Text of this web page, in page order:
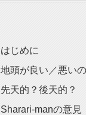
はじめに
地頭が良い／悪い
先天的？後天的？
Sharari-manの意見